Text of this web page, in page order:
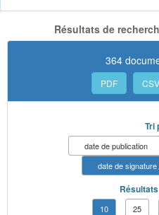
Résultats de
364
PDF CSV
Tri
date de publication
date de signature
10 25